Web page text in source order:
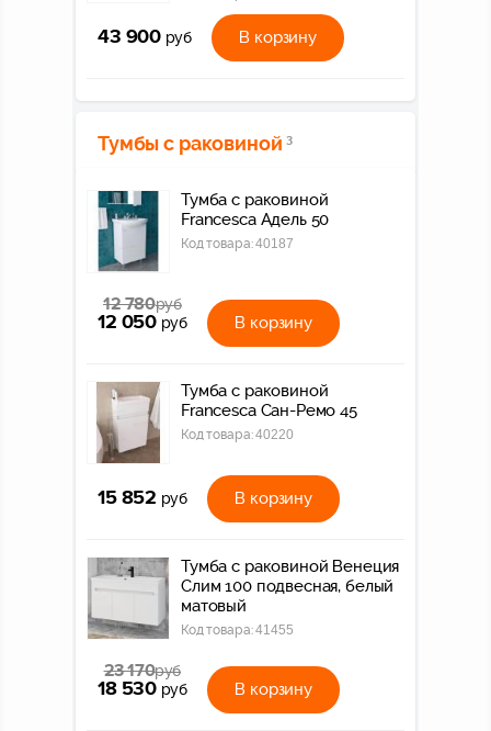
43 900 руб В корзину
Тумбы с раковиной 3
Тумба с раковиной
Francesca Адель 50
Код товара:40187
12 780руб
12 050 руб В корзину
Тумба с раковиной
Francesca Сан-Ремо 45
Код товара:40220
15 852 руб В корзину
Тумба с раковиной Венеция
Слим 100 подвесная, белый
матовый
Код товара:41455
23 170руб
18 530 руб В корзину